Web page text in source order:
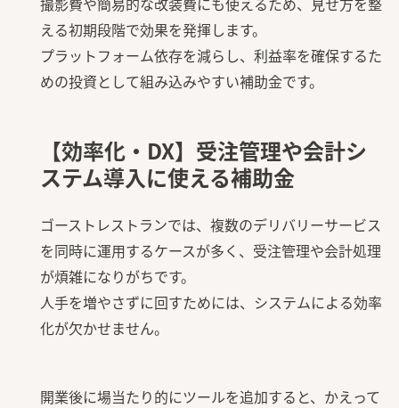
える初期段階で効果を発揮します。
プラットフォーム依存を減らし、利益率を確保するた
めの投資として組み込みやすい補助金です。
【効率化・DX】受注管理や会計シ
ステム導入に使える補助金
ゴーストレストランでは、複数のデリバリーサービス
を同時に運用するケースが多く、受注管理や会計処理
が煩雑になりがちです。
人手を増やさずに回すためには、システムによる効率
化が欠かせません。
開業後に場当たり的にツールを追加すると、かえって